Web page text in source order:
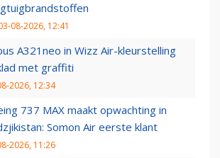
08-2026, 12:41
A321neo in Wizz Air-kleurstelling
met graffiti
2026, 12:34
737 MAX maakt opwachting in
Somon Air eerste klant
2026, 11:26